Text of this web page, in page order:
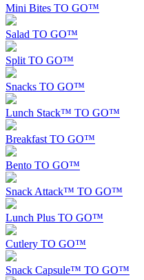
Mini Bites TO GO™
Salad TO GO™
Split TO GO™
Snacks TO GO™
Lunch Stack™ TO GO™
Breakfast TO GO™
Bento TO GO™
Snack Attack™ TO GO™
Lunch Plus TO GO™
Cutlery TO GO™
Snack Capsule™ TO GO™